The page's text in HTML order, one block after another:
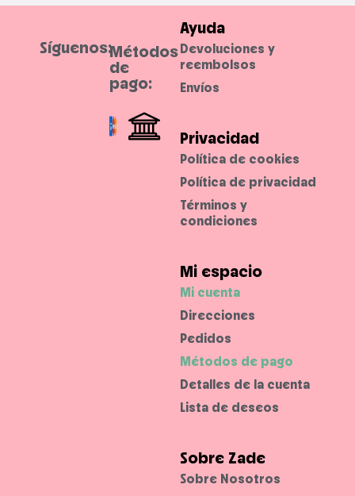
Ayuda
Devoluciones y
reembolsos
Envíos
Privacidad
Política de cookies
Política de privacidad
Términos y
condiciones
Mi espacio
Mi cuenta
Direcciones
Pedidos
Métodos de pago
Detalles de la cuenta
Lista de deseos
Sobre Zade
Sobre Nosotros
Síguenos:Métodos
de
pago: